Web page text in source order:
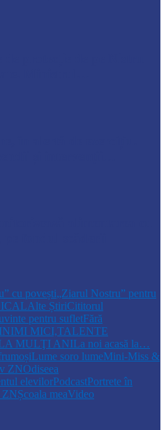
cu povești„Ziarul Nostru” pentru
Alte ȘtiriCititorul
pentru sufletFără
INIMI MICI,TALENTE
MULŢI ANILa noi acasă la…
Lume soro lumeMini-Miss &
ZNOdiseea
elevilorPodcastPortrete în
ZNȘcoala meaVideo